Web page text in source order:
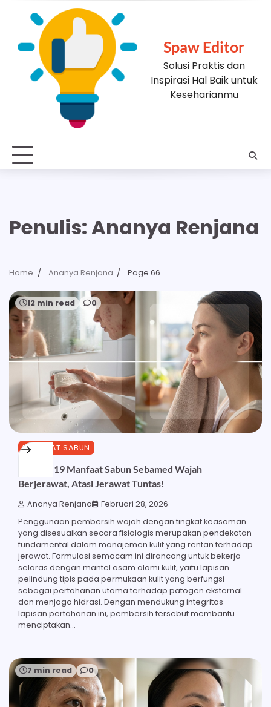
Spaw Editor
Solusi Praktis dan
Inspirasi Hal Baik untuk
Keseharianmu
Penulis:Ananya Renjana
Home Ananya Renjana Page 66
12 min read 0
MANFAAT SABUN
Ketahui 19 Manfaat Sabun Sebamed Wajah
Berjerawat, Atasi Jerawat Tuntas!
Ananya Renjana Februari 28, 2026
Penggunaan pembersih wajah dengan tingkat keasaman
yang disesuaikan secara fisiologis merupakan pendekatan
fundamental dalam manajemen kulit yang rentan terhadap
jerawat. Formulasi semacam ini dirancang untuk bekerja
selaras dengan mantel asam alami kulit, yaitu lapisan
pelindung tipis pada permukaan kulit yang berfungsi
sebagai pertahanan utama terhadap patogen eksternal
dan menjaga hidrasi. Dengan mendukung integritas
lapisan pertahanan ini, pembersih tersebut membantu
menciptakan…
7 min read 0